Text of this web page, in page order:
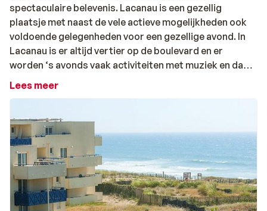
spectaculaire belevenis. Lacanau is een gezellig
plaatsje met naast de vele actieve mogelijkheden ook
voldoende gelegenheden voor een gezellige avond. In
Lacanau is er altijd vertier op de boulevard en er
worden ‘s avonds vaak activiteiten met muziek en dans
georganiseerd. Bij het Meer van Lacanau kun je veel
ook in het Lac de Carcans, het grootste zoetwater-
meer van Frankrijk, op ongeveer 15 km van Lacanau.
Rondom het meer en in de duinen kan heerlijk gefietst
worden. Fietspaden vind je hier dan ook in overvloed.
Deze bestemming is ook ideaal om als basis te
gebruiken voor dagtrips naar het prachtige Bordeaux.
Lees meer